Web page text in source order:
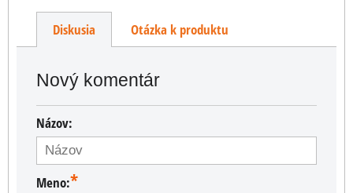
Diskusia Otázka k produktu
Nový komentár
Názov:
Meno:*